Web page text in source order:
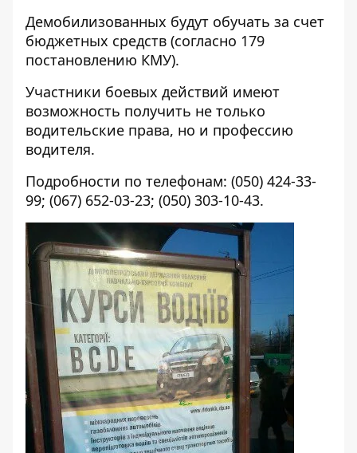
Демобилизованных будут обучать за счет
бюджетных средств (согласно 179
постановлению КМУ).
Участники боевых действий имеют
возможность получить не только
водительские права, но и профессию
водителя.
Подробности по телефонам: (050) 424-33-
99; (067) 652-03-23; (050) 303-10-43.